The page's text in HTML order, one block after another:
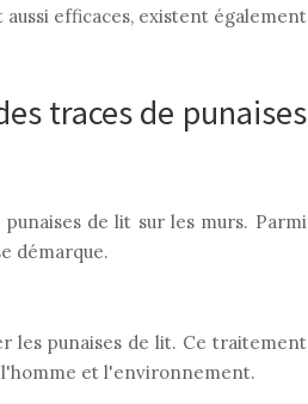
efficaces, existent également
traces de punaises
de lit sur les murs. Parmi
démarque.
les punaises de lit. Ce traitement
l'homme et l'environnement.